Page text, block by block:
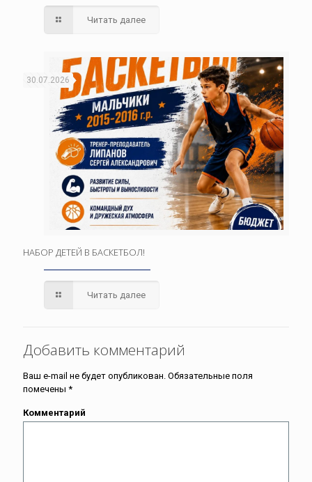
Читать далее
30.07.2026
НАБОР ДЕТЕЙ В БАСКЕТБОЛ!
Читать далее
Добавить комментарий
Ваш e-mail не будет опубликован. Обязательные поля
помечены *
Комментарий